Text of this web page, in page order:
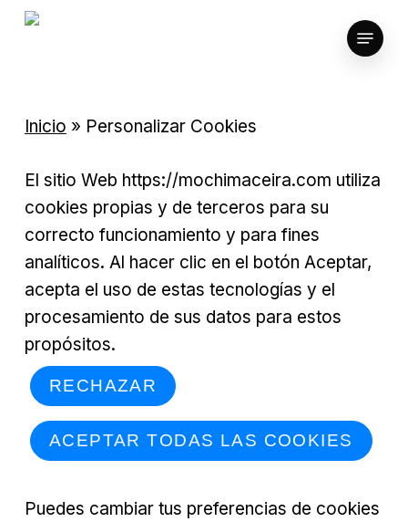
Skip
Menu
Inicio » Personalizar Cookies
El sitio Web https://mochimaceira.com utiliza
cookies propias y de terceros para su
correcto funcionamiento y para fines
analíticos. Al hacer clic en el botón Aceptar,
acepta el uso de estas tecnologías y el
procesamiento de sus datos para estos
propósitos.
RECHAZAR
ACEPTAR TODAS LAS COOKIES
Puedes cambiar tus preferencias de cookies